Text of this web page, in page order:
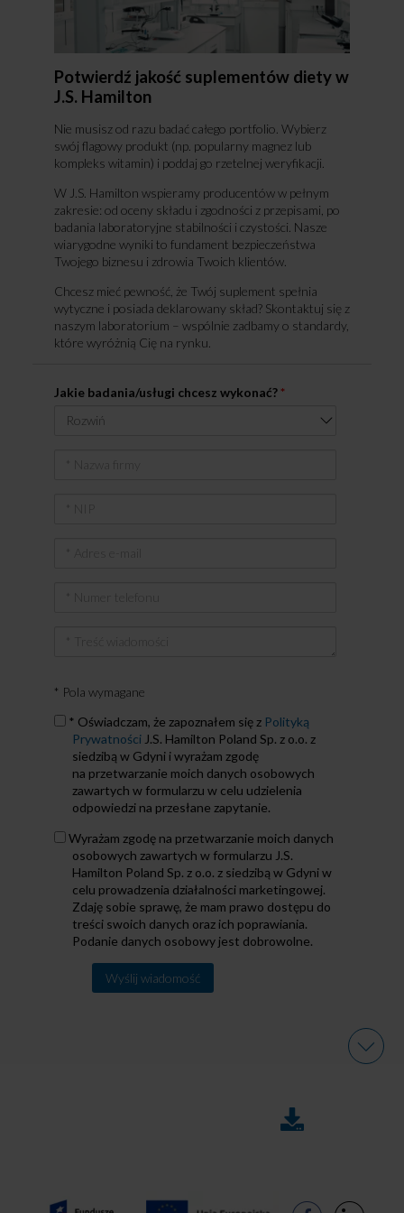
Potwierdź jakość suplementów diety w
J.S. Hamilton
Nie musisz od razu badać całego portfolio. Wybierz
swój flagowy produkt (np. popularny magnez lub
kompleks witamin) i poddaj go rzetelnej weryfikacji.
W J.S. Hamilton wspieramy producentów w pełnym
zakresie: od oceny składu i zgodności z przepisami, po
badania laboratoryjne stabilności i czystości. Nasze
wiarygodne wyniki to fundament bezpieczeństwa
Twojego biznesu i zdrowia Twoich klientów.
Chcesz mieć pewność, że Twój suplement spełnia
wytyczne i posiada deklarowany skład? Skontaktuj się z
naszym laboratorium – wspólnie zadbamy o standardy,
które wyróżnią Cię na rynku.
Jakie badania/usługi chcesz wykonać? *
Adres
* Pola wymagane
Zapoznałem
Polityką
Prywatności
* Oświadczam, że zapoznałem się z Polityką
PrywatnościJ.S. Hamilton Poland Sp. z o.o. z
siedzibą w Gdyni i wyrażam zgodę
na przetwarzanie moich danych osobowych
zawartych w formularzu w celu udzielenia
odpowiedzi na przesłane zapytanie.
Dane
osobowe
Wyrażam zgodę na przetwarzanie moich danych
osobowych zawartych w formularzu J.S.
Hamilton Poland Sp. z o.o. z siedzibą w Gdyni w
celu prowadzenia działalności marketingowej.
Zdaję sobie sprawę, że mam prawo dostępu do
treści swoich danych oraz ich poprawiania.
Podanie danych osobowy jest dobrowolne.
DO